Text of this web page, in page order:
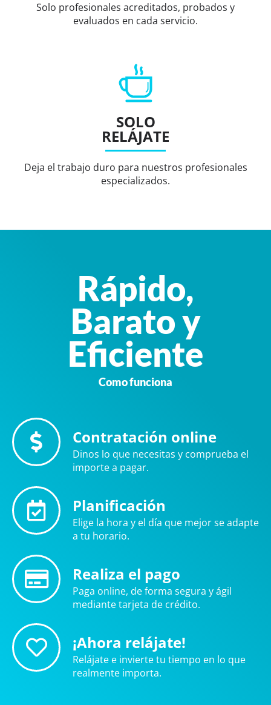
Solo profesionales acreditados, probados y
evaluados en cada servicio.
SOLO
RELÁJATE
Deja el trabajo duro para nuestros profesionales
especializados.
Rápido,
Barato y
Eficiente
Como funciona
Contratación online
Dinos lo que necesitas y comprueba el
importe a pagar.
Planificación
Elige la hora y el día que mejor se adapte
a tu horario.
Realiza el pago
Paga online, de forma segura y ágil
mediante tarjeta de crédito.
¡Ahora relájate!
Relájate e invierte tu tiempo en lo que
realmente importa.